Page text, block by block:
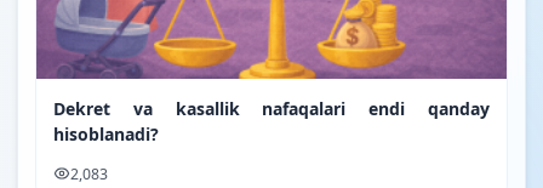
Dekret va kasallik nafaqalari endi qanday
hisoblanadi?
2,083